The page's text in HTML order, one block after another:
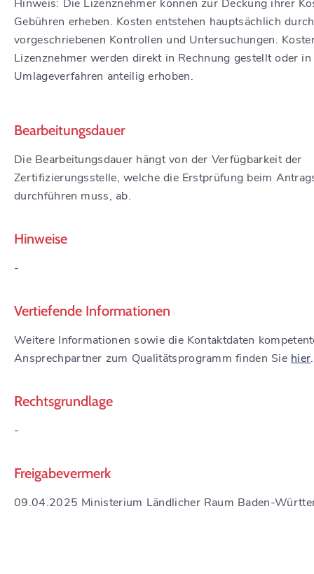
Hinweis: Die Lizenznehmer können zur Deckung ihrer
Gebühren erheben. Kosten entstehen hauptsächlich
vorgeschriebenen Kontrollen und Untersuchungen.
Lizenznehmer werden direkt in Rechnung gestellt oder
Umlageverfahren anteilig erhoben.
Bearbeitungsdauer
Die Bearbeitungsdauer hängt von der Verfügbarkeit der
Zertifizierungsstelle, welche die Erstprüfung beim
durchführen muss, ab.
Hinweise
-
Vertiefende Informationen
Weitere Informationen sowie die Kontaktdaten
Ansprechpartner zum Qualitätsprogramm finden Sie hier.
Rechtsgrundlage
-
Freigabevermerk
09.04.2025 Ministerium Ländlicher Raum Baden-